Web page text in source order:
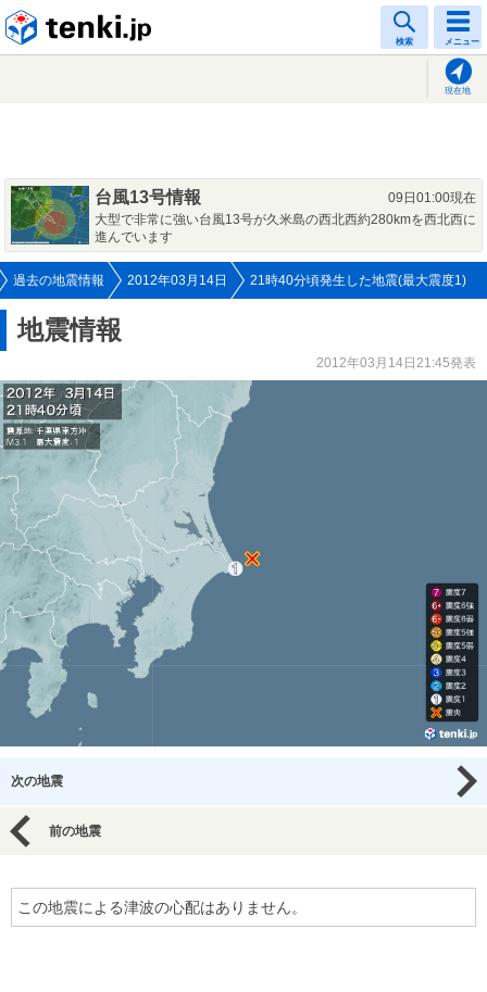
検索 メニュー
現在地
台風13号情報
09日01:00現在
大型で非常に強い台風13号が久米島の西北西約280kmを西北西に
進んでいます
過去の地震情報 2012年03月14日 21時40分頃発生した地震(最大震度1)
地震情報
2012年03月14日21:45発表
次の地震
前の地震
この地震による津波の心配はありません。